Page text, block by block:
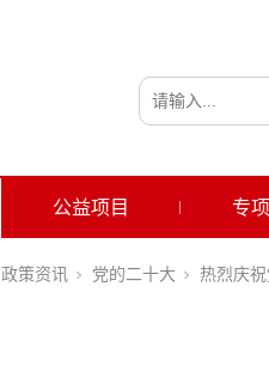
公益项目 专
政策资讯 党的二十大 热烈庆